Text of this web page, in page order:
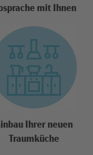
mit Ihnen
Ihrer neuen
Traumküche